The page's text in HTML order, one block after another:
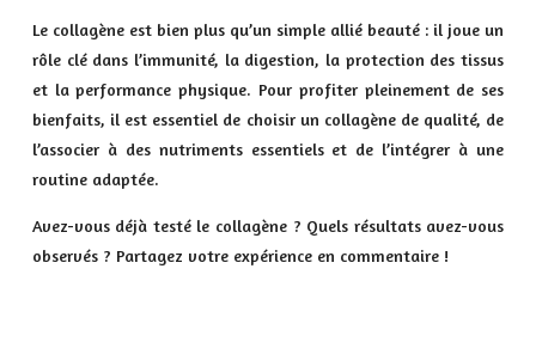
Le collagène est bien plus qu’un simple allié beauté : il joue un
rôle clé dans l’immunité, la digestion, la protection des tissus
et la performance physique. Pour profiter pleinement de ses
bienfaits, il est essentiel de choisir un collagène de qualité, de
l’associer à des nutriments essentiels et de l’intégrer à une
routine adaptée.
Avez-vous déjà testé le collagène ? Quels résultats avez-vous
observés ? Partagez votre expérience en commentaire !